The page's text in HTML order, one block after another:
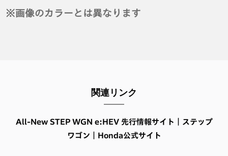
※画像のカラーとは異なります
関連リンク
All-New STEP WGN e:HEV 先行情報サイト｜ステップ
ワゴン｜Honda公式サイト